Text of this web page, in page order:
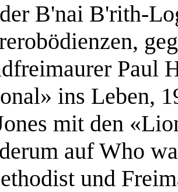
B'nai B'rith-
Paul
ins Leben,
mit den
auf Who
und